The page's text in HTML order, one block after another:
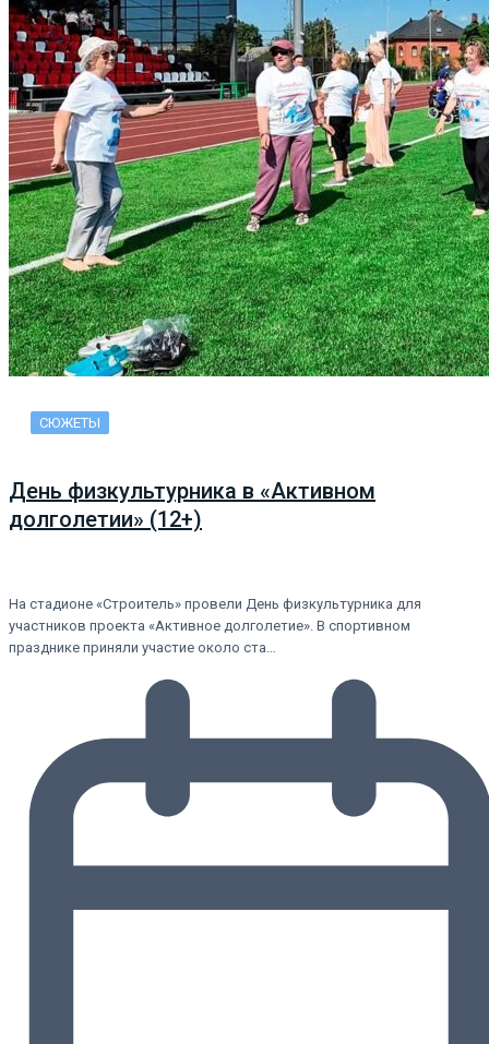
СЮЖЕТЫ
День физкультурника в «Активном
долголетии» (12+)
На стадионе «Строитель» провели День физкультурника для
участников проекта «Активное долголетие». В спортивном
празднике приняли участие около ста…